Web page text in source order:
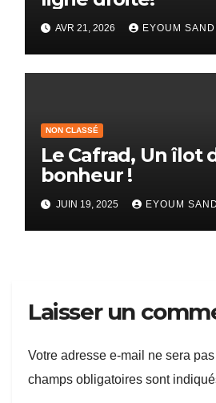
AVR 21, 2026 EYOUM
NON CLASSÉ
Le Cafrad, Un îlot
bonheur !
JUIN 19, 2025 EYOUM
Laisser un
Votre adresse e-mail ne sera
champs obligatoires sont